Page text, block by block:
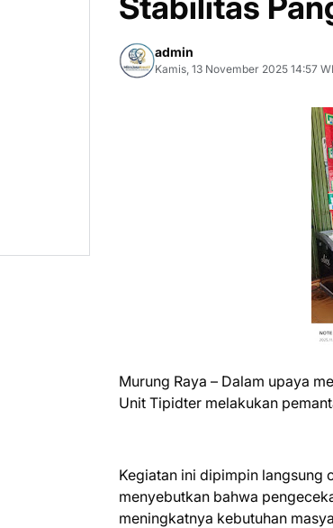
admin
Kamis, 13 November 2025 14:57
Murung Raya – Dalam upaya
Unit Tipidter melakukan
Kegiatan ini dipimpin langsung
menyebutkan bahwa
meningkatnya kebutuhan